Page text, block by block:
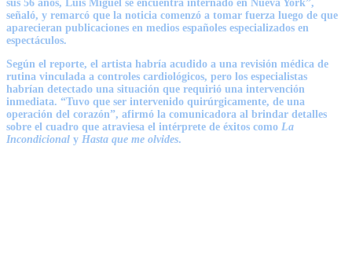
sus 56 años, Luis Miguel se encuentra internado en Nueva York”,
señaló, y remarcó que la noticia comenzó a tomar fuerza luego de que
aparecieran publicaciones en medios españoles especializados en
espectáculos.
Según el reporte, el artista habría acudido a una revisión médica de
rutina vinculada a controles cardiológicos, pero los especialistas
habrían detectado una situación que requirió una intervención
inmediata. “Tuvo que ser intervenido quirúrgicamente, de una
operación del corazón”, afirmó la comunicadora al brindar detalles
sobre el cuadro que atraviesa el intérprete de éxitos como La
Incondicional y Hasta que me olvides.